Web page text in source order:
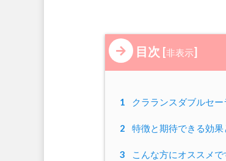
目次 [非表示]
1 クラランスダブルセ
2 特徴と期待できる効
3 こんな方にオススメで